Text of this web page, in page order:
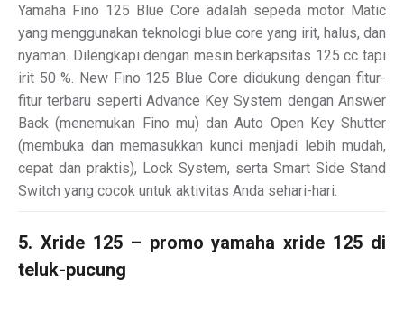
Yamaha Fino 125 Blue Core adalah sepeda motor Matic
yang menggunakan teknologi blue core yang irit, halus, dan
nyaman. Dilengkapi dengan mesin berkapsitas 125 cc tapi
irit 50 %. New Fino 125 Blue Core didukung dengan fitur-
fitur terbaru seperti Advance Key System dengan Answer
Back (menemukan Fino mu) dan Auto Open Key Shutter
(membuka dan memasukkan kunci menjadi lebih mudah,
cepat dan praktis), Lock System, serta Smart Side Stand
Switch yang cocok untuk aktivitas Anda sehari-hari.
5. Xride 125 – promo yamaha xride 125 di
teluk-pucung